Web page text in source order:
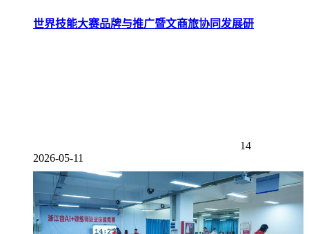
世界技能大赛品牌与推广暨文商旅协同发展研
14
2026-05-11